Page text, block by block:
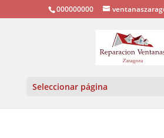
000000000
Seleccionar página